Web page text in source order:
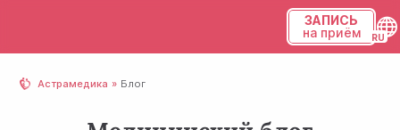
ЗАПИСЬ
на приём
Астрамедика Блог